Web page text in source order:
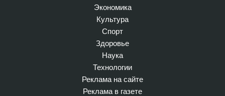
Экономика
Культура
Спорт
Здоровье
Наука
Технологии
Реклама на сайте
Реклама в газете